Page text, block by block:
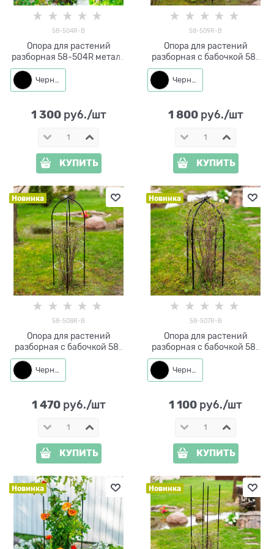
58-504R-B
Опора для растений
разборная 58-504R металл
высота 90 см диаметр 36 см
Черный
1 300 руб./шт
КУПИТЬ
58-509R-B
Опора для растений
разборная с бабочкой 58-
509R металл высота 155 см
Черный
1 800 руб./шт
КУПИТЬ
Новинка
58-508R-B
Опора для растений
разборная с бабочкой 58-
508R металл высота 125 см
Черный
1 470 руб./шт
КУПИТЬ
Новинка
58-507R-B
Опора для растений
разборная с бабочкой 58-
507R металл высота 85 см
Черный
1 100 руб./шт
КУПИТЬ
Новинка Новинка